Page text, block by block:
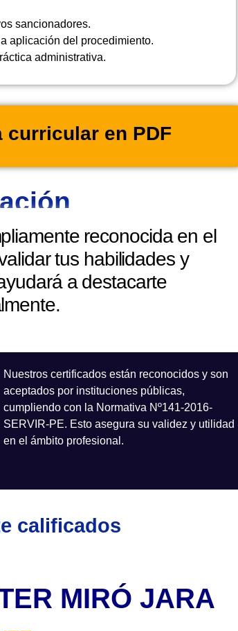
sancionadores.
aplicación del procedimiento.
administrativa.
curricular en PDF
reconocida en el
tus habilidades y
a destacarte
Nuestros certificados están reconocidos y son
aceptados por instituciones públicas,
cumpliendo con la Normativa Nº141-2016-
SERVIR-PE. Esto asegura su validez y utilidad
en el ámbito profesional.
calificados
MIRÓ JARA